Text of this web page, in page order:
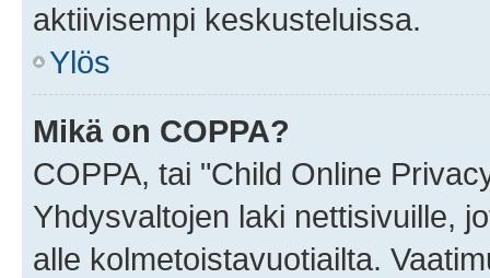
aktiivisempi keskusteluissa.
Ylös
Mikä on COPPA?
COPPA, tai "Child Online
Yhdysvaltojen laki nettisivuille,
alle kolmetoistavuotiailta.